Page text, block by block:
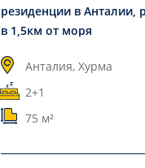
резиденции в Анталии,
в 1,5км от моря
Анталия, Хурма
2+1
75 м²